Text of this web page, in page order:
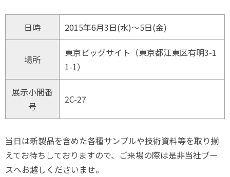
日時 2015年6月3日(水)～5日(金)
場所
東京ビッグサイト（東京都江東区有明3-1
1-1）
展示小間番
号
2C-27
当日は新製品を含めた各種サンプルや技術資料等を取り揃
えてお待ちしておりますので、ご来場の際は是非当社ブー
スへお越しくださいませ。